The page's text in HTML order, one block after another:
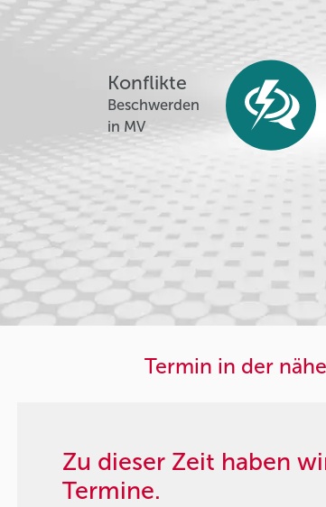
Konflikte
Beschwerden
in MV
Termin in der
Zu dieser Zeit haben
Termine.